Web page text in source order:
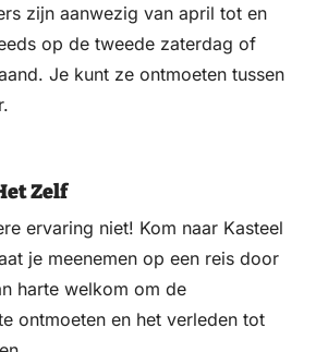
zijn aanwezig van april tot en
op de tweede zaterdag of
Je kunt ze ontmoeten tussen
Zelf
ervaring niet! Kom naar Kasteel
je meenemen op een reis door
harte welkom om de
ontmoeten en het verleden tot